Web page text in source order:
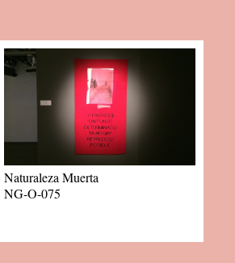
Naturaleza Muerta
NG-O-075